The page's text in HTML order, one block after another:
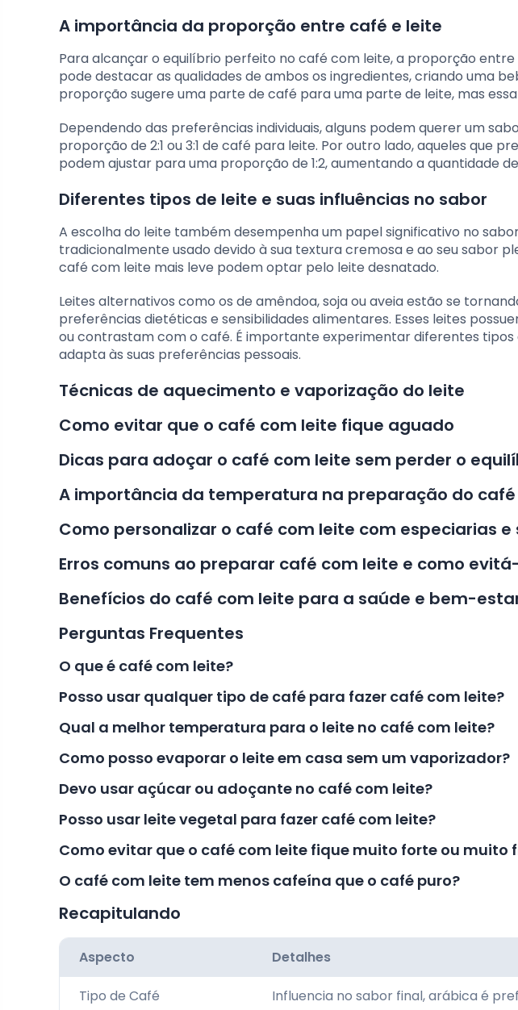
A importância da proporção entre café e leite
Para alcançar o equilíbrio perfeito no café com leite, a proporção
pode destacar as qualidades de ambos os ingredientes, criando uma
proporção sugere uma parte de café para uma parte de leite, mas
Dependendo das preferências individuais, alguns podem querer um
proporção de 2:1 ou 3:1 de café para leite. Por outro lado, aqueles que
podem ajustar para uma proporção de 1:2, aumentando a quantidade
Diferentes tipos de leite e suas influências no sabor
A escolha do leite também desempenha um papel significativo no
tradicionalmente usado devido à sua textura cremosa e ao seu sabor
café com leite mais leve podem optar pelo leite desnatado.
Leites alternativos como os de amêndoa, soja ou aveia estão se
preferências dietéticas e sensibilidades alimentares. Esses leites
ou contrastam com o café. É importante experimentar diferentes
adapta às suas preferências pessoais.
Técnicas de aquecimento e vaporização do leite
Como evitar que o café com leite fique aguado
Dicas para adoçar o café com leite sem perder o
A importância da temperatura na preparação do
Como personalizar o café com leite com especiarias
Erros comuns ao preparar café com leite e como
Benefícios do café com leite para a saúde e bem-
Perguntas Frequentes
O que é café com leite?
Posso usar qualquer tipo de café para fazer café com leite?
Qual a melhor temperatura para o leite no café com leite?
Como posso evaporar o leite em casa sem um vaporizador?
Devo usar açúcar ou adoçante no café com leite?
Posso usar leite vegetal para fazer café com leite?
Como evitar que o café com leite fique muito forte ou muito
O café com leite tem menos cafeína que o café puro?
Recapitulando
Aspecto Detalhes
Tipo de Café Influencia no sabor final, arábica é